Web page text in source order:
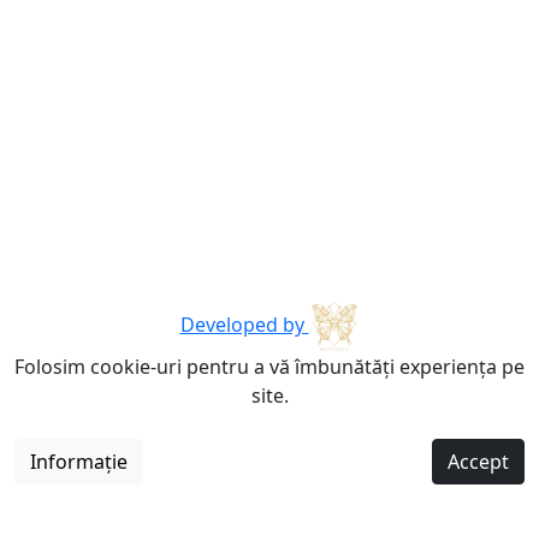
Developed by
Folosim cookie-uri pentru a vă îmbunătăți experiența pe
site.
Informație Accept